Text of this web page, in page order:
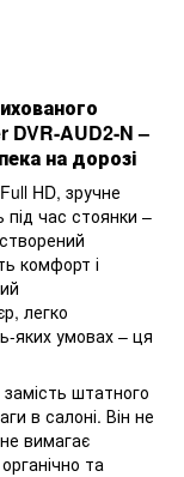
DVR-AUD2-N –
на дорозі
HD, зручне
під час стоянки –
комфорт і
легко
яких умовах – ця
штатного
в салоні. Він не
вимагає
та